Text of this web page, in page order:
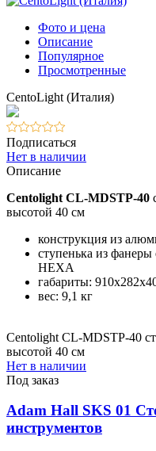
Фото и цена
Описание
Популярное
Просмотренные
CentoLight (Италия)
Подписаться
Нет в наличии
Описание
Centolight CL-MDSTP-40
высотой 40 см
конструкция из
ступенька из
HEXA
габариты:
вес: 9,1 кг
Centolight CL-MDSTP-40
высотой 40 см
Нет в наличии
Под заказ
Adam Hall SKS 01
инструментов